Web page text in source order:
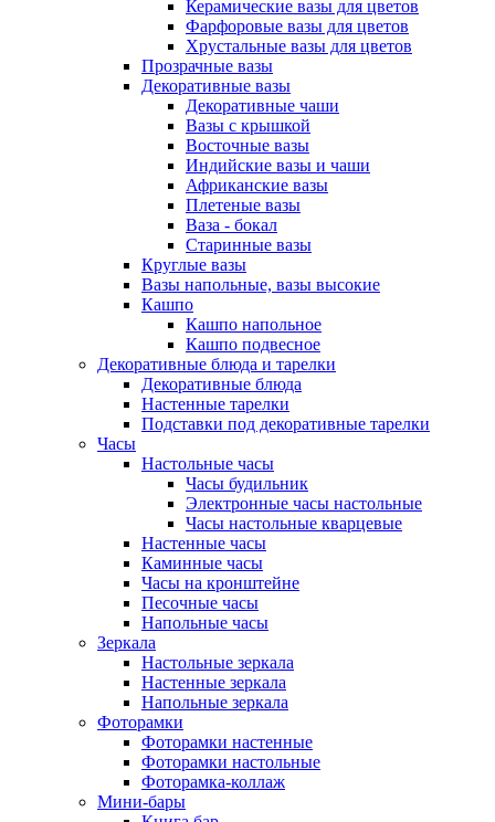
Керамические вазы для цветов
Фарфоровые вазы для цветов
Хрустальные вазы для цветов
Прозрачные вазы
Декоративные вазы
Декоративные чаши
Вазы с крышкой
Восточные вазы
Индийские вазы и чаши
Африканские вазы
Плетеные вазы
Ваза - бокал
Старинные вазы
Круглые вазы
Вазы напольные, вазы высокие
Кашпо
Кашпо напольное
Кашпо подвесное
Декоративные блюда и тарелки
Декоративные блюда
Настенные тарелки
Подставки под декоративные тарелки
Часы
Настольные часы
Часы будильник
Электронные часы настольные
Часы настольные кварцевые
Настенные часы
Каминные часы
Часы на кронштейне
Песочные часы
Напольные часы
Зеркала
Настольные зеркала
Настенные зеркала
Напольные зеркала
Фоторамки
Фоторамки настенные
Фоторамки настольные
Фоторамка-коллаж
Мини-бары